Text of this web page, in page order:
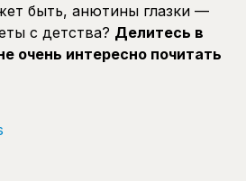
быть, анютины глазки —
с детства? Делитесь в
очень интересно почитать